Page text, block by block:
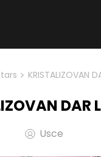
> KRISTALIZOVAN
DAR
Usce